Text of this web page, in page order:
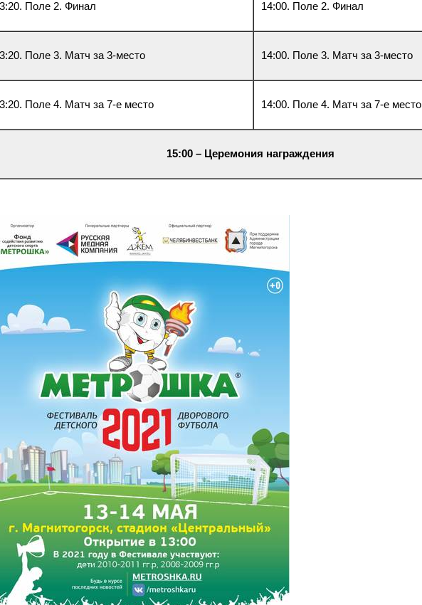
Поле 2. Финал 14:00. Поле 2. Финал
Поле 3. Матч за 3-место 14:00. Поле 3. Матч за 3-место
Поле 4. Матч за 7-е место 14:00. Поле 4. Матч за 7-е место
15:00 – Церемония награждения